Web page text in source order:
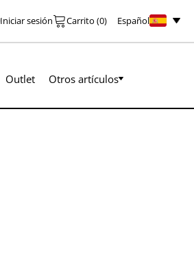
Iniciar sesión Carrito (0) Español
Outlet Otros artículos